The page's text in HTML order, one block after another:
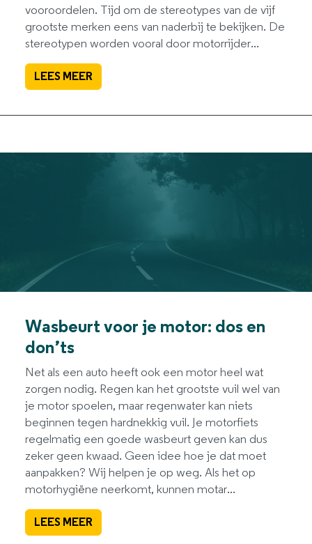
vooroordelen. Tijd om de stereotypes van de vijf
grootste merken eens van naderbij te bekijken. De
stereotypen worden vooral door motorrijder...
LEES MEER
Wasbeurt voor je motor: dos en
don’ts
Net als een auto heeft ook een motor heel wat
zorgen nodig. Regen kan het grootste vuil wel van
je motor spoelen, maar regenwater kan niets
beginnen tegen hardnekkig vuil. Je motorfiets
regelmatig een goede wasbeurt geven kan dus
zeker geen kwaad. Geen idee hoe je dat moet
aanpakken? Wij helpen je op weg. Als het op
motorhygiëne neerkomt, kunnen motar...
LEES MEER